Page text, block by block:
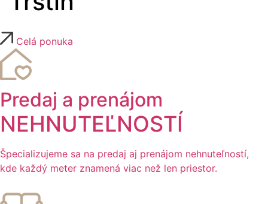
Celá ponuka
Predaj a prenájom
NEHNUTEĽNOSTÍ
Špecializujeme sa na predaj aj prenájom nehnuteľností,
kde každý meter znamená viac než len priestor.